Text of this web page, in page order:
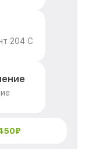
204 С